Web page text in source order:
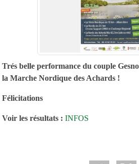
Trés belle performance du couple
la Marche Nordique des Achards !
Félicitations
Voir les résultats : INFOS